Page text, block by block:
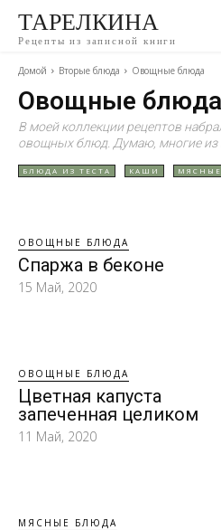
ТАРЕЛКИНА
Рецепты из записной книги
Домой Вторые блюда Овощные блюда
Овощные блюда
В моей коллекции рецептов
овощных блюд. Думаю, многие из
БЛЮДА ИЗ ТЕСТА КАШИ
ОВОЩНЫЕ БЛЮДА
Спаржа в беконе
15 Май, 2020
ОВОЩНЫЕ БЛЮДА
Цветная капуста
запеченная целиком
11 Май, 2020
МЯСНЫЕ БЛЮДА